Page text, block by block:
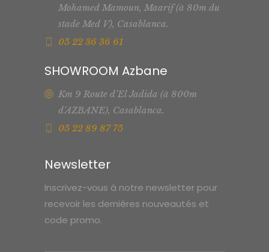
Mohamed Mamoun, Maarif (à 80m du
stade Med V), Casablanca.
05 22 36 36 61
SHOWROOM Azbane
Km 9 Route d’El Jadida (à 800m
d’AZBANE), Casablanca.
05 22 89 87 75
Newsletter
Inscrivez-vous à notre newsletter pour
recevoir les dernières nouveautés et
code promo.